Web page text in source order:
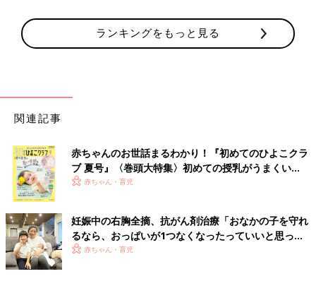
親子の数だけ、おっぱい卒業のカタチがあります。大事なこと
（取材・文／白鳥紀久子、ひよこクラブ編集部）
■文中の体験談はすべて、『ウィメンズパーク』の投稿からの抜
粋です。
■監修：秦野悦子先生
臨床発達心理士。白百合女子大学教授。専門は発達心理学（言語
発達、障害児のコンサルテーション、子育て支援）。わかふじ 幼
稚園園長。著書に「心と体が育つ親子遊び」「最新しつけ大百
科」（ベネッセコーポレーション）
ランキングをもっと見る
関連記事
赤ちゃんのお世話まるわかり！『初めてのひよこクラ
ブ 夏号』〈巻頭大特集〉初めての授乳がうまくい
く！ おっぱい・ミルクの基本と夏のトラブル 解決テ
赤ちゃん・育児
妊娠中の右胸全摘、抗がん剤治療「おなかの子を守れ
るなら、おっぱいが1つなくなったっていいと思っ
た」【妊娠期がん経験談インタビュー】
赤ちゃん・育児